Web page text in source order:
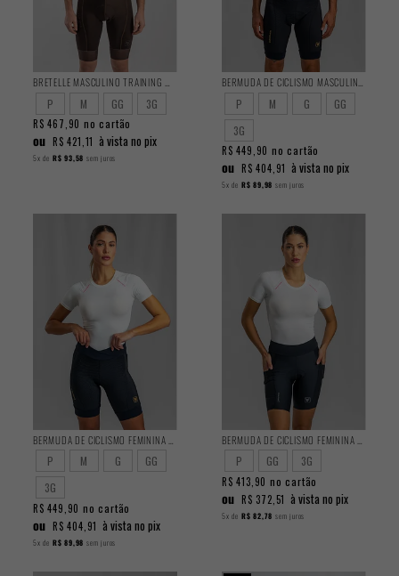
P M GG 3G
R$ 467,90 no cartão
ou R$ 421,11 à vista no pix
5x de R$ 93,58 sem juros
P M G
GG
3G
R$ 449,90 no cartão
ou R$ 404,91 à vista no pix
5x de R$ 89,98 sem juros
P M G
GG
3G
R$ 449,90 no cartão
ou R$ 404,91 à vista no pix
5x de R$ 89,98 sem juros
P GG 3G
R$ 413,90 no cartão
ou R$ 372,51 à vista no pix
5x de R$ 82,78 sem juros